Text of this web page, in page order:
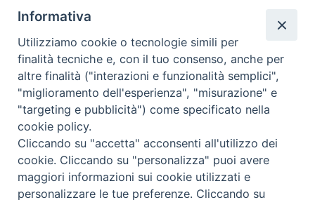
Redazione
Scrivici
Copyright © 2019 - Tutti i diritti riservati - Vita
Trentina Editrice
Privacy Policy
Informativa
Utilizziamo cookie o tecnologie simili per
finalità tecniche e, con il tuo consenso, anche per
altre finalità ("interazioni e funzionalità semplici",
"miglioramento dell'esperienza", "misurazione" e
"targeting e pubblicità") come specificato nella
cookie policy.
Cliccando su "accetta" acconsenti all'utilizzo dei
cookie. Cliccando su "personalizza" puoi avere
maggiori informazioni sui cookie utilizzati e
personalizzare le tue preferenze. Cliccando su